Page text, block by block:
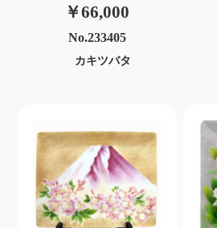
￥66,000
No.233405
カキツバタ